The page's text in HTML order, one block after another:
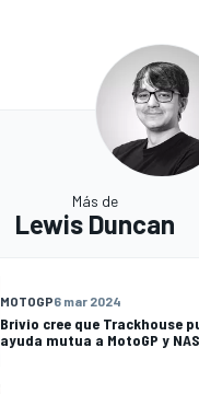
Más de
Lewis Duncan
MOTOGP6 mar 2024
Brivio cree que Trackhouse
ayuda mutua a MotoGP y